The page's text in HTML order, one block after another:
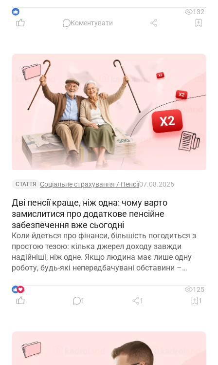
1
132
Коментувати
СТАТТЯ Соціальне страхування / Пенсії07.08.2026
Дві пенсії краще, ніж одна: чому варто
замислитися про додаткове пенсійне
забезпечення вже сьогодні
Коли йдеться про фінанси, більшість погодиться з
простою тезою: кілька джерел доходу завжди
надійніші, ніж одне. Якщо людина має лише одну
роботу, будь-які непередбачувані обставини –
окремій галузі – можуть миттєво позбавити її
доходу. Саме тому диверсифікація давно
застосовують до пенсійного забезпечення
4
125
1
1 1